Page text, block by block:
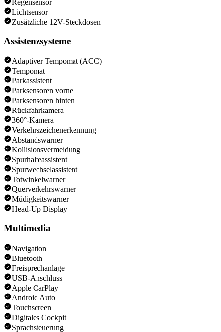
Regensensor
Lichtsensor
Zusätzliche 12V-Steckdosen
Assistenzsysteme
Adaptiver Tempomat (ACC)
Tempomat
Parkassistent
Parksensoren vorne
Parksensoren hinten
Rückfahrkamera
360°-Kamera
Verkehrszeichenerkennung
Abstandswarner
Kollisionsvermeidung
Spurhalteassistent
Spurwechselassistent
Totwinkelwarner
Querverkehrswarner
Müdigkeitswarner
Head-Up Display
Multimedia
Navigation
Bluetooth
Freisprechanlage
USB-Anschluss
Apple CarPlay
Android Auto
Touchscreen
Digitales Cockpit
Sprachsteuerung